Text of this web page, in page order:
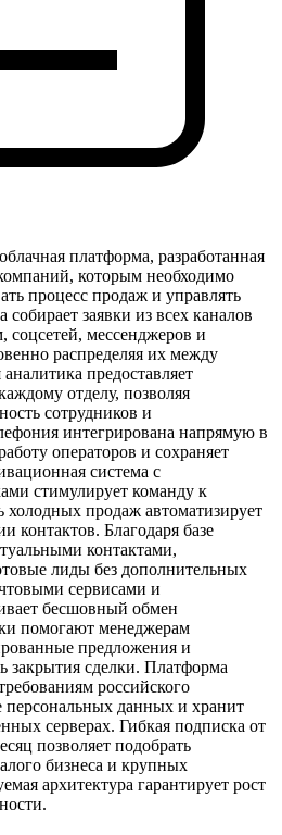
платформа, разработанная
которым необходимо
процесс продаж и управлять
заявки из всех каналов
мессенджеров и
распределяя их между
предоставляет
отделу, позволяя
сотрудников и
интегрирована напрямую в
операторов и сохраняет
система с
стимулирует команду к
продаж автоматизирует
контактов. Благодаря базе
контактами,
лиды без дополнительных
сервисами и
бесшовный обмен
помогают менеджерам
предложения и
закрытия сделки. Платформа
российского
персональных данных и хранит
серверах. Гибкая подписка от
позволяет подобрать
бизнеса и крупных
архитектура гарантирует рост